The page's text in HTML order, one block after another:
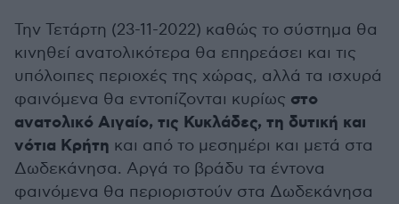
Την Τετάρτη (23-11-2022) καθώς το σύστημα θα
κινηθεί ανατολικότερα θα επηρεάσει και τις
υπόλοιπες περιοχές της χώρας, αλλά τα ισχυρά
φαινόμενα θα εντοπίζονται κυρίως στο
ανατολικό Αιγαίο, τις Κυκλάδες, τη δυτική και
νότια Κρήτη και από το μεσημέρι και μετά στα
Δωδεκάνησα. Αργά το βράδυ τα έντονα
φαινόμενα θα περιοριστούν στα Δωδεκάνησα